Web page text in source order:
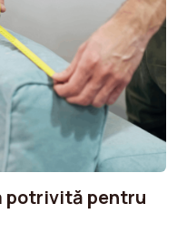
potrivită pentru